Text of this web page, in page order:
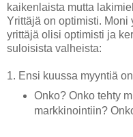
kaikenlaista mutta
Yrittäjä on optimisti.
yrittäjä olisi optimisti ja
suloisista valheista:
1. Ensi kuussa myyntiä
Onko? Onko tehty
markkinointiin?